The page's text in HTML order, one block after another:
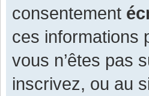
consentement
ces informations
vous n’êtes pas
inscrivez, ou au